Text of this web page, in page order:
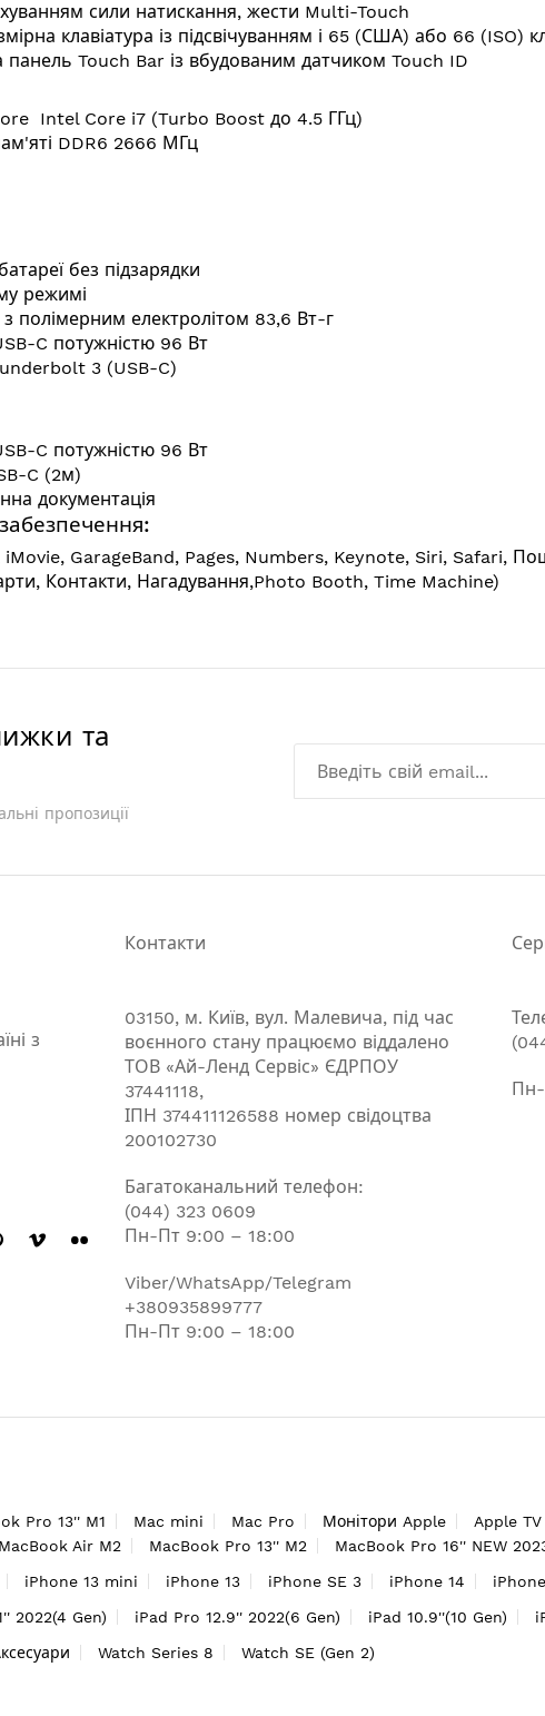
сили натискання, жести Multi-Touch
клавіатура із підсвічуванням і 65 (США) або 66 (ISO)
панель Touch Bar із вбудованим датчиком Touch ID
Intel Core i7 (Turbo Boost до 4.5 ГГц)
DDR6 2666 МГц
без підзарядки
режимі
з полімерним електролітом 83,6 Вт-г
C потужністю 96 Вт
3 (USB-C)
C потужністю 96 Вт
C (2м)
документація
GarageBand, Pages, Numbers, Keynote, Siri, Safari,
Контакти, Нагадування,Photo Booth, Time Machine)
та
пропозиції
з
Контакти
03150, м. Київ, вул. Малевича, під час
воєнного стану працюємо віддалено
ТОВ «Ай-Ленд Сервіс» ЄДРПОУ
37441118,
ІПН 374411126588 номер свідоцтва
200102730
Багатоканальний телефон:
(044) 323 0609
Пн-Пт 9:00 – 18:00
Viber/WhatsApp/Telegram
+380935899777
Пн-Пт 9:00 – 18:00
Пн-
Pro 13'' M1 Mac mini Mac Pro Монітори Apple Apple TV
MacBook Air M2 MacBook Pro 13'' M2 MacBook Pro 16'' NEW
iPhone 13 mini iPhone 13 iPhone SE 3 iPhone 14
2022(4 Gen) iPad Pro 12.9'' 2022(6 Gen) iPad 10.9''(10 Gen)
Watch Series 8
Watch SE (Gen 2)